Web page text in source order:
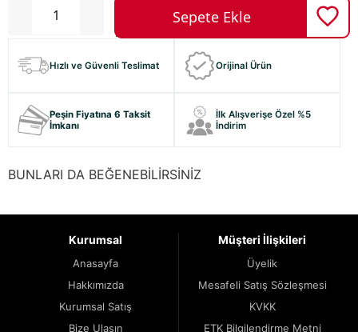
Hızlı ve Güvenli Teslimat Orijinal Ürün
Peşin Fiyatına 6 Taksit
İmkanı
İlk Alışverişe Özel %5
İndirim
BUNLARI DA BEĞENEBİLİRSİNİZ
Kurumsal
Anasayfa
Hakkımızda
Kurumsal Satış
Bize Ulaşın
Müşteri İlişkileri
Üyelik
Mesafeli Satış Sözleşmesi
KVKK
ETK Bilgilendirme Metni